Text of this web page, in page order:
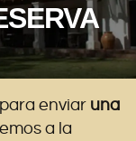
enviar una
a la